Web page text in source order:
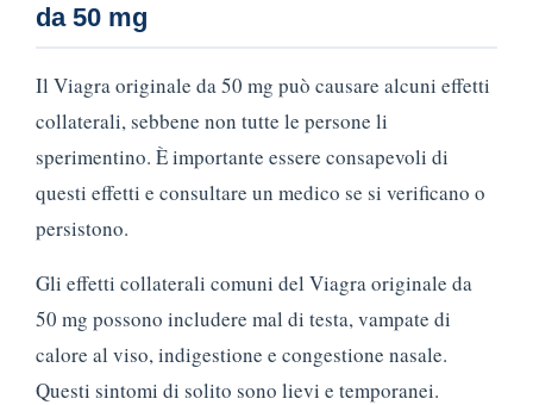
da 50 mg
Il Viagra originale da 50 mg può causare alcuni effetti
collaterali, sebbene non tutte le persone li
sperimentino. È importante essere consapevoli di
questi effetti e consultare un medico se si verificano o
persistono.
Gli effetti collaterali comuni del Viagra originale da
50 mg possono includere mal di testa, vampate di
calore al viso, indigestione e congestione nasale.
Questi sintomi di solito sono lievi e temporanei.